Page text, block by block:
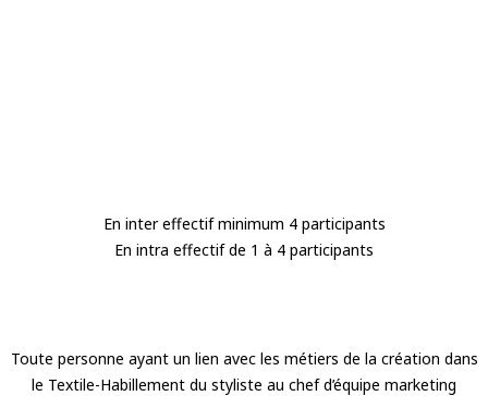
En inter effectif minimum 4 participants
En intra effectif de 1 à 4 participants
Toute personne ayant un lien avec les métiers de la création dans
le Textile-Habillement du styliste au chef d’équipe marketing